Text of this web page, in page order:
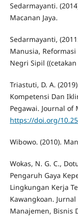
Sedarmayanti.
Macanan Jaya.
Sedarmayanti,
Manusia,
Negri Sipil ((cetakan
Triastuti, D. A.
Kompetensi Dan
Pegawai. Journal of
https://doi.org/
Wibowo. (2010).
Wokas, N. G. C.,
Pengaruh Gaya
Lingkungan Kerja
Kawangkoan. Jurnal
Manajemen, Bisnis